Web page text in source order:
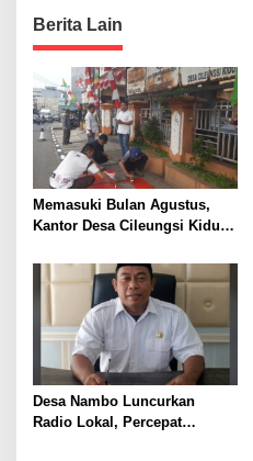
a
v
i
g
a
t
i
n
Berita Lain
Memasuki Bulan Agustus,
Kantor Desa Cileungsi Kidul
Desa Nambo Luncurkan
Radio Lokal, Percepat